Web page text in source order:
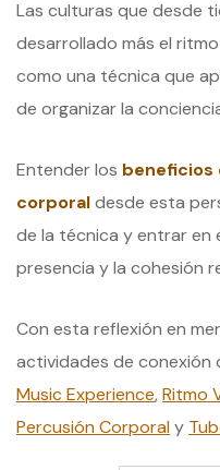
Las culturas que desde
desarrollado más el
como una técnica que
de organizar la
Entender los beneficios
corporaldesde esta
de la técnica y entrar en
presencia y la cohesión
Con esta reflexión en
actividades de conexión
Music Experience, Ritmo
Percusión Corporaly